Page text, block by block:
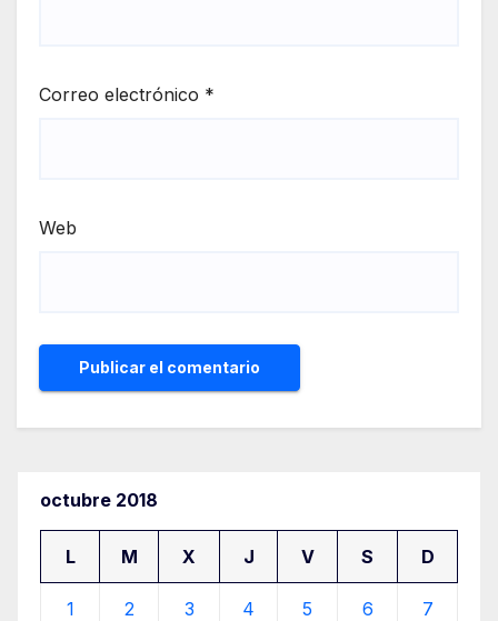
Correo electrónico *
Web
octubre 2018
L M X J V S D
1 2 3 4 5 6 7